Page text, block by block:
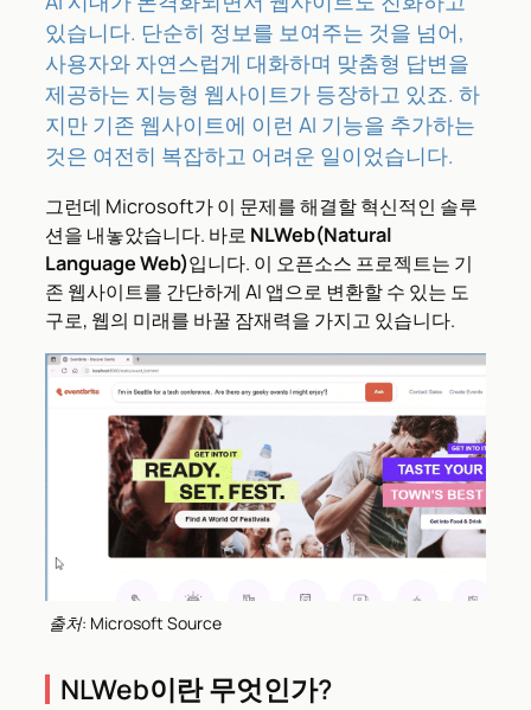
있습니다. 단순히 정보를 보여주는 것을 넘어,
사용자와 자연스럽게 대화하며 맞춤형 답변을
제공하는 지능형 웹사이트가 등장하고 있죠. 하
지만 기존 웹사이트에 이런 AI 기능을 추가하는
것은 여전히 복잡하고 어려운 일이었습니다.
그런데 Microsoft가 이 문제를 해결할 혁신적인 솔루
션을 내놓았습니다. 바로 NLWeb(Natural
Language Web)입니다. 이 오픈소스 프로젝트는 기
존 웹사이트를 간단하게 AI 앱으로 변환할 수 있는 도
구로, 웹의 미래를 바꿀 잠재력을 가지고 있습니다.
출처: Microsoft Source
NLWeb이란 무엇인가?